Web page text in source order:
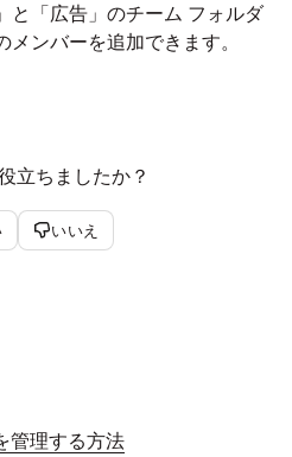
と「広告」のチーム フォルダ
ンバーを追加できます。
立ちましたか？
いいえ
管理する方法